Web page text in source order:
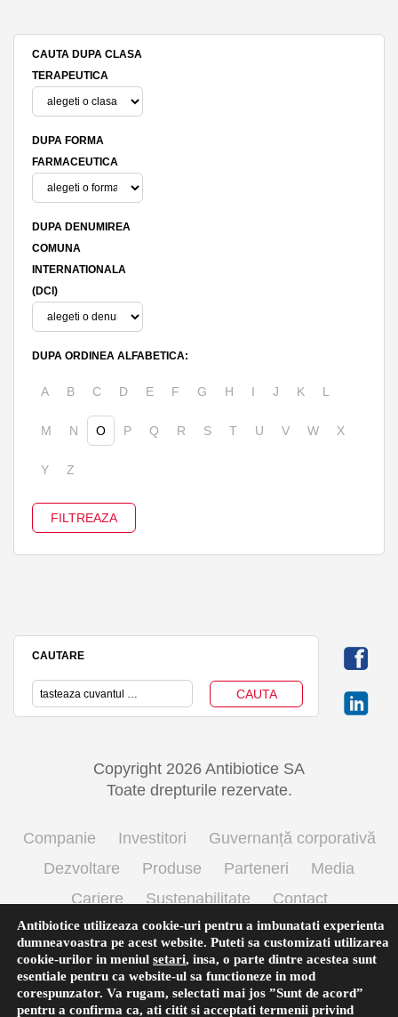
CAUTA DUPA CLASA
TERAPEUTICA
DUPA FORMA
FARMACEUTICA
DUPA DENUMIREA
COMUNA
INTERNATIONALA
(DCI)
DUPA ORDINEA ALFABETICA:
A B C D E F G H I J K L
M N O P Q R S T U V W X
Y Z
CAUTARE
Copyright 2026 Antibiotice SA
Toate drepturile rezervate.
Companie Investitori
Guvernanță corporativă
Dezvoltare
Produse Parteneri
Media
Cariere
Sustenabilitate
Contact
Termeni si conditii de utilizare
Politica cookie
Prelucrarea datelor cu caracter personal
Antibiotice utilizeaza cookie-uri pentru a imbunatati experienta
dumneavoastra pe acest website. Puteti sa customizati utilizarea
cookie-urilor in meniul setari, insa, o parte dintre acestea sunt
esentiale pentru ca website-ul sa functioneze in mod
corespunzator. Va rugam, selectati mai jos ”Sunt de acord”
pentru a confirma ca, ati citit si acceptati termenii privind